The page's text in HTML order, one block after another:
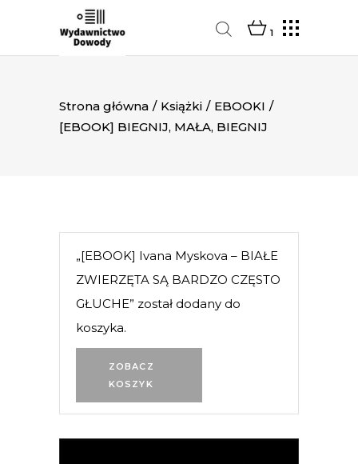
1
Strona główna / Książki / EBOOKI /
[EBOOK] BIEGNIJ, MAŁA, BIEGNIJ
ZOBACZ
KOSZYK
„[EBOOK] Ivana Myskova – BIAŁE
ZWIERZĘTA SĄ BARDZO CZĘSTO
GŁUCHE” został dodany do
koszyka.